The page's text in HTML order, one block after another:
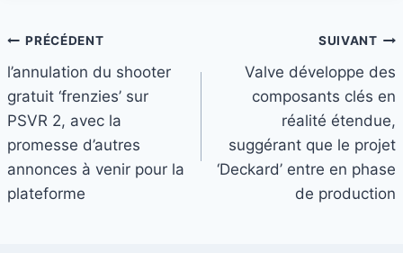
Navigation
de
l’article
PRÉCÉDENT
l’annulation du shooter
gratuit ‘frenzies’ sur
PSVR 2, avec la
promesse d’autres
annonces à venir pour la
plateforme
SUIVANT
Valve développe des
composants clés en
réalité étendue,
suggérant que le projet
‘Deckard’ entre en phase
de production